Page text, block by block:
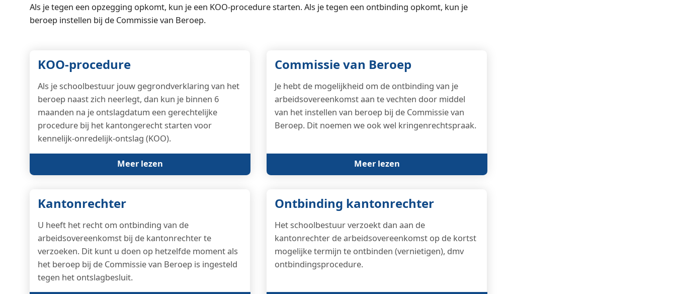
Als je tegen een opzegging opkomt, kun je een KOO-procedure starten. Als je tegen een ontbinding opkomt, kun je
beroep instellen bij de Commissie van Beroep.
KOO-procedure
Als je schoolbestuur jouw gegrondverklaring van het
beroep naast zich neerlegt, dan kun je binnen 6
maanden na je ontslagdatum een gerechtelijke
procedure bij het kantongerecht starten voor
kennelijk-onredelijk-ontslag (KOO).
Meer lezen
Commissie van Beroep
Je hebt de mogelijkheid om de ontbinding van je
arbeidsovereenkomst aan te vechten door middel
van het instellen van beroep bij de Commissie van
Beroep. Dit noemen we ook wel kringenrechtspraak.
Meer lezen
Kantonrechter
U heeft het recht om ontbinding van de
arbeidsovereenkomst bij de kantonrechter te
verzoeken. Dit kunt u doen op hetzelfde moment als
het beroep bij de Commissie van Beroep is ingesteld
tegen het ontslagbesluit.
Ontbinding kantonrechter
Het schoolbestuur verzoekt dan aan de
kantonrechter de arbeidsovereenkomst op de kortst
mogelijke termijn te ontbinden (vernietigen), dmv
ontbindingsprocedure.